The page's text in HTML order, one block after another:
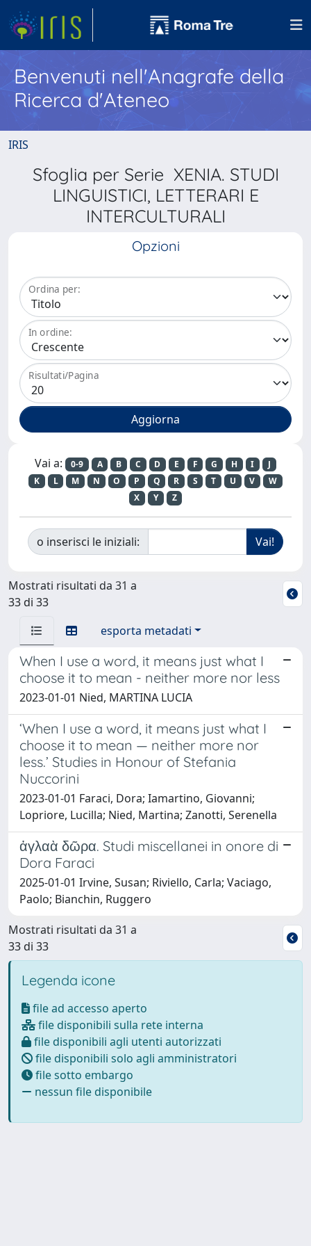
Benvenuti nell'Anagrafe della
Ricerca d'Ateneo
IRIS
Sfoglia per Serie XENIA. STUDI
LINGUISTICI, LETTERARI E
INTERCULTURALI
Opzioni
Ordina per:
In ordine:
Risultati/Pagina
Vai a: 0-9 A B C D E F G H I
J
K
L M N O P Q R S T U V
W
X
Y Z
o inserisci le iniziali:
Mostrati risultati da 31 a
33 di 33
esporta metadati
When I use a word, it means just what I
choose it to mean - neither more nor less
2023-01-01 Nied, MARTINA LUCIA
‘When I use a word, it means just what I
choose it to mean — neither more nor
less.’ Studies in Honour of Stefania
Nuccorini
2023-01-01 Faraci, Dora; Iamartino, Giovanni;
Lopriore, Lucilla; Nied, Martina; Zanotti, Serenella
ἀγλαὰ δῶρα. Studi miscellanei in onore di
Dora Faraci
2025-01-01 Irvine, Susan; Riviello, Carla; Vaciago,
Paolo; Bianchin, Ruggero
Mostrati risultati da 31 a
33 di 33
Legenda icone
file ad accesso aperto
file disponibili sulla rete interna
file disponibili agli utenti autorizzati
file disponibili solo agli amministratori
file sotto embargo
nessun file disponibile